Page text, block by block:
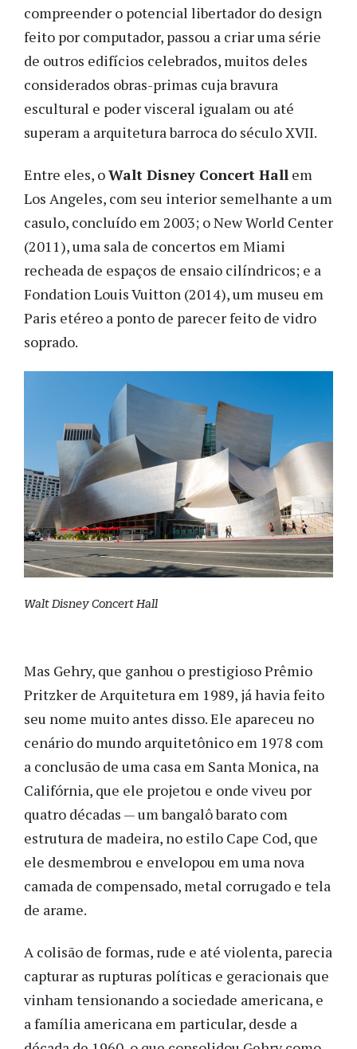
compreender o potencial libertador do design
feito por computador, passou a criar uma série
de outros edifícios celebrados, muitos deles
considerados obras-primas cuja bravura
escultural e poder visceral igualam ou até
superam a arquitetura barroca do século XVII.
Entre eles, oWalt Disney Concert Hall em
Los Angeles, com seu interior semelhante a um
casulo, concluído em 2003; o New World Center
(2011), uma sala de concertos em Miami
recheada de espaços de ensaio cilíndricos; e a
Fondation Louis Vuitton (2014), um museu em
Paris etéreo a ponto de parecer feito de vidro
soprado.
Walt Disney Concert Hall
Mas Gehry, que ganhou o prestigioso Prêmio
Pritzker de Arquitetura em 1989, já havia feito
seu nome muito antes disso. Ele apareceu no
cenário do mundo arquitetônico em 1978 com
a conclusão de uma casa em Santa Monica, na
Califórnia, que ele projetou e onde viveu por
quatro décadas — um bangalô barato com
estrutura de madeira, no estilo Cape Cod, que
ele desmembrou e envelopou em uma nova
camada de compensado, metal corrugado e tela
de arame.
A colisão de formas, rude e até violenta, parecia
capturar as rupturas políticas e geracionais que
vinham tensionando a sociedade americana, e
a família americana em particular, desde a